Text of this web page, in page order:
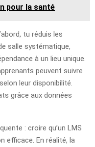
pour la santé
tu réduis les
salle systématique,
à un lieu unique.
peuvent suivre
leur disponibilité.
grâce aux données
: croire qu’un LMS
efficace. En réalité, la